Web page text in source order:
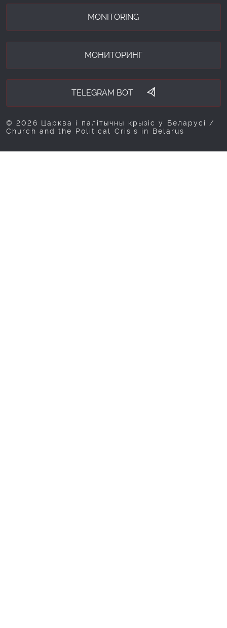
MONITORING
МОНИТОРИНГ
TELEGRAM BOT
© 2026 Царква і палітычны крызіс у Беларусі /
Church and the Political Crisis in Belarus